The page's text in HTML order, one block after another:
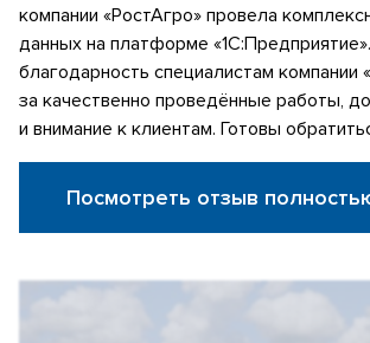
компании «РостАгро» провела
данных на платформе
благодарность специалистам компании
за качественно проведённые работы,
и внимание к клиентам. Готовы
Посмотреть отзыв